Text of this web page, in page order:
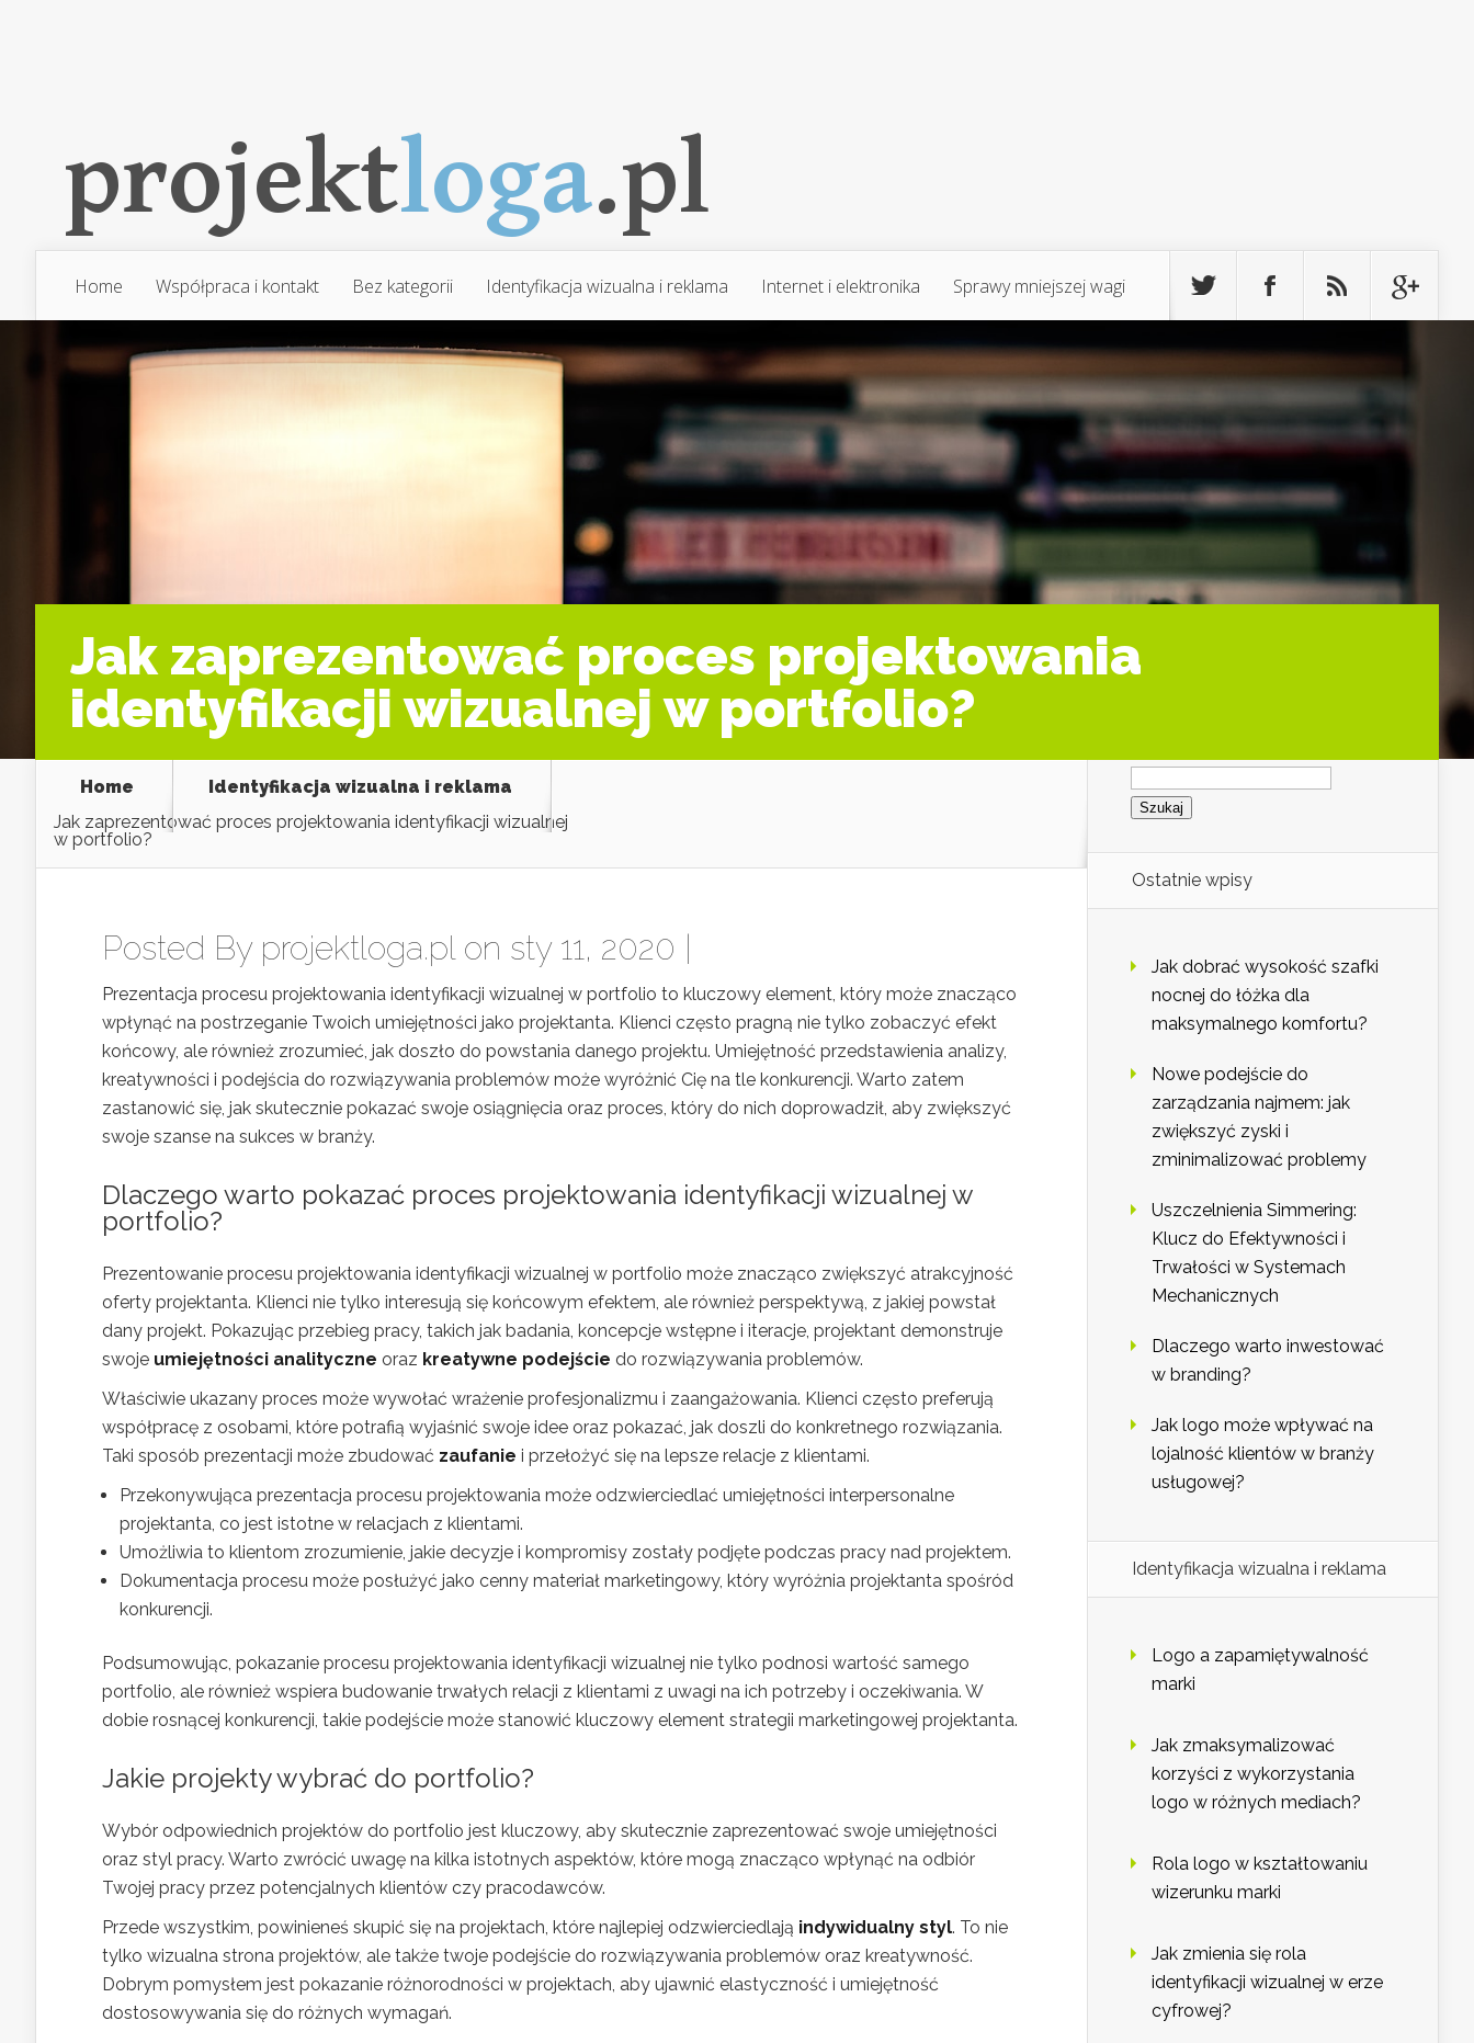
Home Współpraca i kontakt Bez kategorii Identyfikacja wizualna i reklama Internet i elektronika Sprawy mniejszej wagi
Jak zaprezentować proces projektowania
identyfikacji wizualnej w portfolio?
Home
Identyfikacja wizualna i reklama
Jak zaprezentować proces projektowania identyfikacji wizualnej
w portfolio?
Posted By projektloga.plon sty 11, 2020 |
Prezentacja procesu projektowania identyfikacji wizualnej w portfolio to kluczowy element, który może znacząco
wpłynąć na postrzeganie Twoich umiejętności jako projektanta. Klienci często pragną nie tylko zobaczyć efekt
końcowy, ale również zrozumieć, jak doszło do powstania danego projektu. Umiejętność przedstawienia analizy,
kreatywności i podejścia do rozwiązywania problemów może wyróżnić Cię na tle konkurencji. Warto zatem
zastanowić się, jak skutecznie pokazać swoje osiągnięcia oraz proces, który do nich doprowadził, aby zwiększyć
swoje szanse na sukces w branży.
Dlaczego warto pokazać proces projektowania identyfikacji wizualnej w
portfolio?
Prezentowanie procesu projektowania identyfikacji wizualnej w portfolio może znacząco zwiększyć atrakcyjność
oferty projektanta. Klienci nie tylko interesują się końcowym efektem, ale również perspektywą, z jakiej powstał
dany projekt. Pokazując przebieg pracy, takich jak badania, koncepcje wstępne i iteracje, projektant demonstruje
swoje umiejętności analityczne oraz kreatywne podejście do rozwiązywania problemów.
Właściwie ukazany proces może wywołać wrażenie profesjonalizmu i zaangażowania. Klienci często preferują
współpracę z osobami, które potrafią wyjaśnić swoje idee oraz pokazać, jak doszli do konkretnego rozwiązania.
Taki sposób prezentacji może zbudować zaufanie i przełożyć się na lepsze relacje z klientami.
Przekonywująca prezentacja procesu projektowania może odzwierciedlać umiejętności interpersonalne
projektanta, co jest istotne w relacjach z klientami.
Umożliwia to klientom zrozumienie, jakie decyzje i kompromisy zostały podjęte podczas pracy nad projektem.
Dokumentacja procesu może posłużyć jako cenny materiał marketingowy, który wyróżnia projektanta spośród
konkurencji.
Podsumowując, pokazanie procesu projektowania identyfikacji wizualnej nie tylko podnosi wartość samego
portfolio, ale również wspiera budowanie trwałych relacji z klientami z uwagi na ich potrzeby i oczekiwania. W
dobie rosnącej konkurencji, takie podejście może stanowić kluczowy element strategii marketingowej projektanta.
Jakie projekty wybrać do portfolio?
Wybór odpowiednich projektów do portfolio jest kluczowy, aby skutecznie zaprezentować swoje umiejętności
oraz styl pracy. Warto zwrócić uwagę na kilka istotnych aspektów, które mogą znacząco wpłynąć na odbiór
Twojej pracy przez potencjalnych klientów czy pracodawców.
Przede wszystkim, powinieneś skupić się na projektach, które najlepiej odzwierciedlają indywidualny styl. To nie
tylko wizualna strona projektów, ale także twoje podejście do rozwiązywania problemów oraz kreatywność.
Dobrym pomysłem jest pokazanie różnorodności w projektach, aby ujawnić elastyczność i umiejętność
dostosowywania się do różnych wymagań.
Szukaj:
Ostatnie wpisy
Jak dobrać wysokość szafki
nocnej do łóżka dla
maksymalnego komfortu?
Nowe podejście do
zarządzania najmem: jak
zwiększyć zyski i
zminimalizować problemy
Uszczelnienia Simmering:
Klucz do Efektywności i
Trwałości w Systemach
Mechanicznych
Dlaczego warto inwestować
w branding?
Jak logo może wpływać na
lojalność klientów w branży
usługowej?
Identyfikacja wizualna i reklama
Logo a zapamiętywalność
marki
Jak zmaksymalizować
korzyści z wykorzystania
logo w różnych mediach?
Rola logo w kształtowaniu
wizerunku marki
Jak zmienia się rola
identyfikacji wizualnej w erze
cyfrowej?